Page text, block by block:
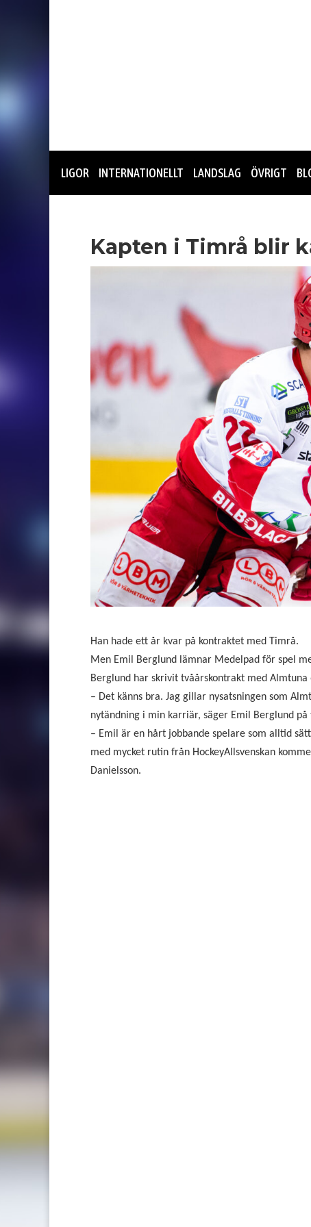
LIGOR INTERNATIONELLT LANDSLAG ÖVRIGT
Kapten i Timrå blir
Han hade ett år kvar på kontraktet med Timrå.
Men Emil Berglund lämnar Medelpad för spel
Berglund har skrivit tvåårskontrakt med
– Det känns bra. Jag gillar nysatsningen som
nytändning i min karriär, säger Emil Berglund
– Emil är en hårt jobbande spelare som alltid
med mycket rutin från HockeyAllsvenskan
Danielsson.